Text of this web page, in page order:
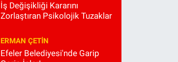
İş Değişikliği Kararını
Zorlaştıran Psikolojik Tuzaklar
ERMAN ÇETIN
Efeler Belediyesi'nde Garip